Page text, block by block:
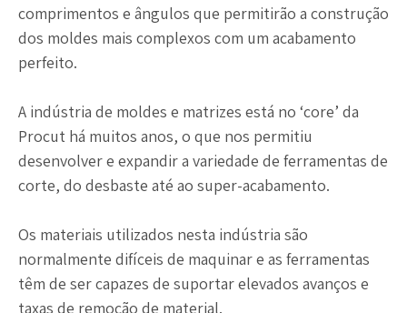
comprimentos e ângulos que permitirão a construção
dos moldes mais complexos com um acabamento
perfeito.
A indústria de moldes e matrizes está no ‘core’ da
Procut há muitos anos, o que nos permitiu
desenvolver e expandir a variedade de ferramentas de
corte, do desbaste até ao super-acabamento.
Os materiais utilizados nesta indústria são
normalmente difíceis de maquinar e as ferramentas
têm de ser capazes de suportar elevados avanços e
taxas de remoção de material.